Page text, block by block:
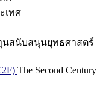
เทศ
นสนับสนุนยุทธศาสตร์
The Second Century